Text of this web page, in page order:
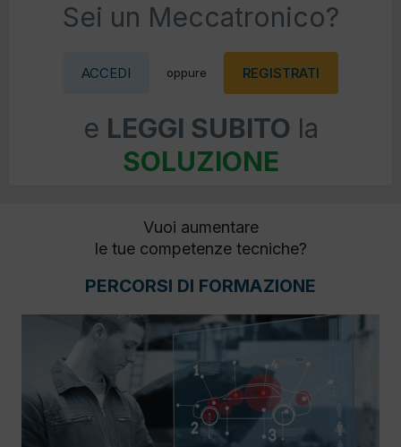
Sei un Meccatronico?
ACCEDI oppure REGISTRATI
e LEGGI SUBITO la
SOLUZIONE
Vuoi aumentare
le tue competenze tecniche?
PERCORSI DI FORMAZIONE